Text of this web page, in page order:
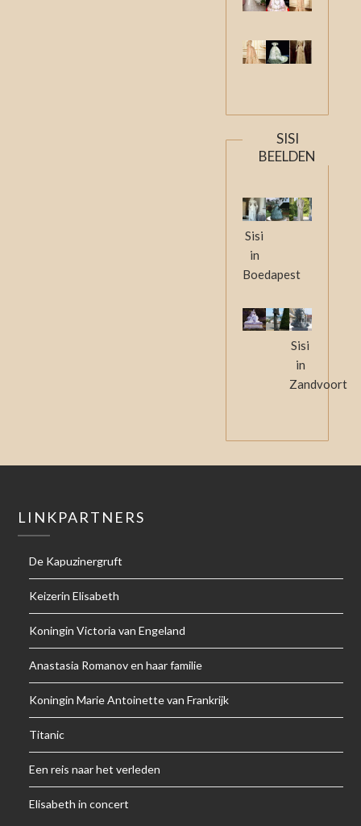
SISI
BEELDEN
Sisi
in
Boedapest
Sisi
in
Zandvoort
LINKPARTNERS
De Kapuzinergruft
Keizerin Elisabeth
Koningin Victoria van Engeland
Anastasia Romanov en haar familie
Koningin Marie Antoinette van Frankrijk
Titanic
Een reis naar het verleden
Elisabeth in concert